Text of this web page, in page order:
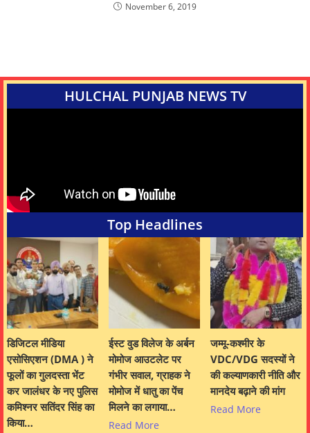
November 6, 2019
HULCHAL PUNJAB NEWS TV
Top Headlines
डिजिटल मीडिया
एसोसिएशन (DMA ) ने
फूलों का गुलदस्ता भेंट
कर जालंधर के नए पुलिस
कमिश्नर सतिंदर सिंह का
किया…
ईस्ट वुड विलेज के अर्बन
मोमोज आउटलेट पर
गंभीर सवाल, ग्राहक ने
मोमोज में धातु का पेंच
मिलने का लगाया…
Read More
जम्मू-कश्मीर के
VDC/VDG सदस्यों ने
की कल्याणकारी नीति और
मानदेय बढ़ाने की मांग
Read More